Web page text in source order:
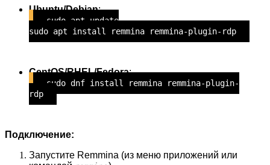
Ubuntu/Debian:
sudo apt update
sudo apt install remmina remmina-plugin-rdp
CentOS/RHEL/Fedora:
sudo dnf install remmina remmina-plugin-
rdp
Подключение:
Запустите Remmina (из меню приложений или